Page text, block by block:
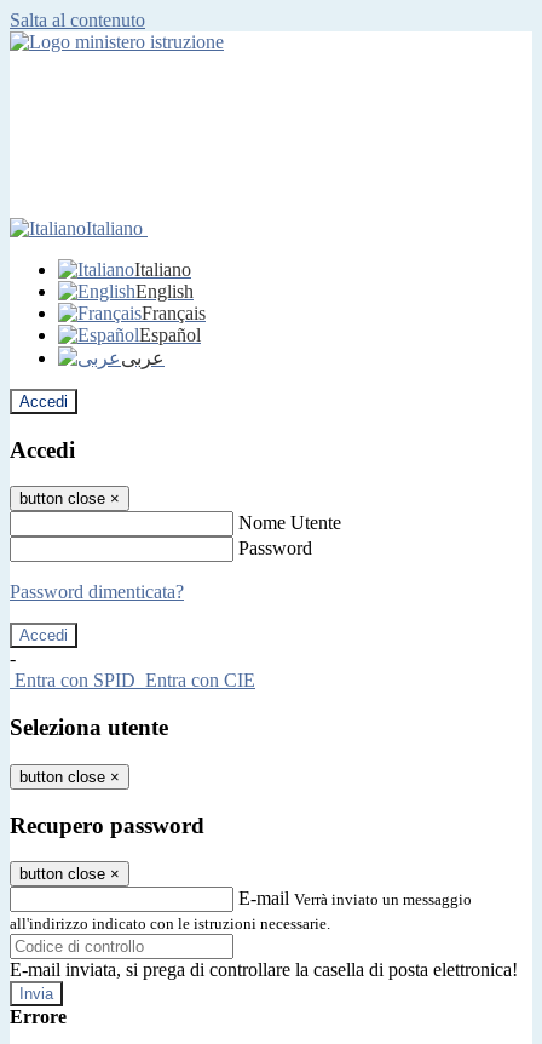
Salta al contenuto
Italiano
Italiano
English
Français
Español
عربى
Accedi
Accedi
button close ×
Nome Utente
Password
Password dimenticata?
-
Entra con SPID Entra con CIE
Seleziona utente
button close ×
Recupero password
button close ×
E-mail Verrà inviato un messaggio
all'indirizzo indicato con le istruzioni necessarie.
E-mail inviata, si prega di controllare la casella di posta elettronica!
Errore